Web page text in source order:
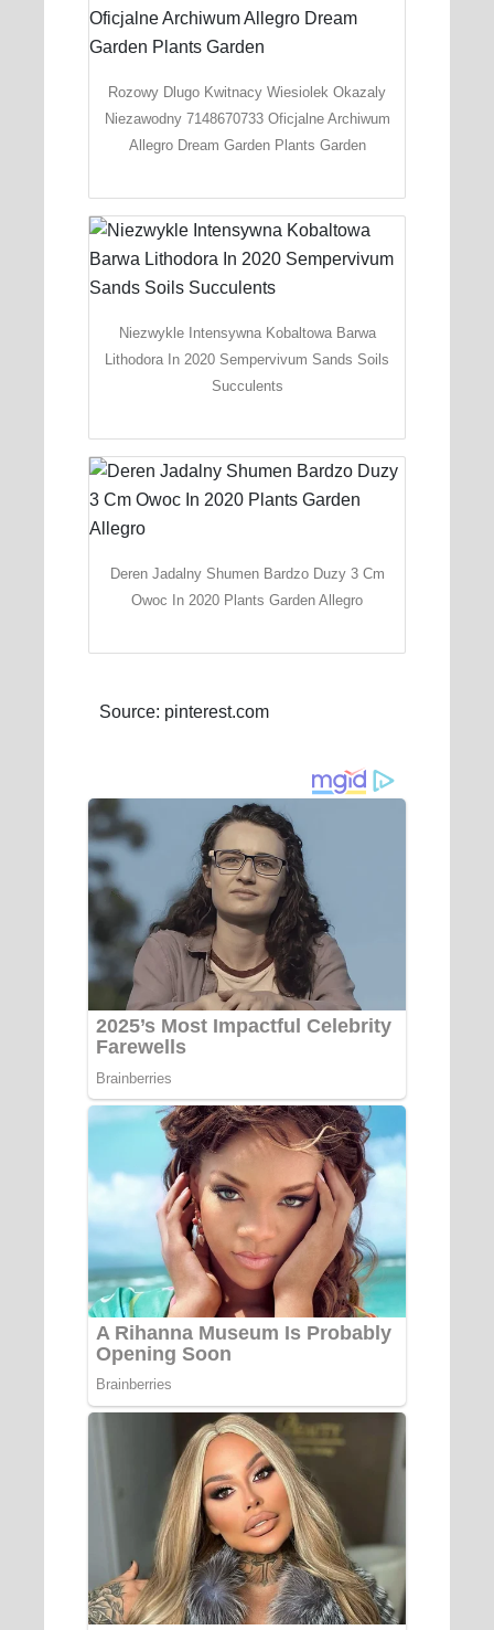
Rozowy Dlugo Kwitnacy Wiesiolek Okazaly
Niezawodny 7148670733 Oficjalne Archiwum
Allegro Dream Garden Plants Garden
Niezwykle Intensywna Kobaltowa Barwa
Lithodora In 2020 Sempervivum Sands Soils
Succulents
Deren Jadalny Shumen Bardzo Duzy 3 Cm
Owoc In 2020 Plants Garden Allegro
Source: pinterest.com